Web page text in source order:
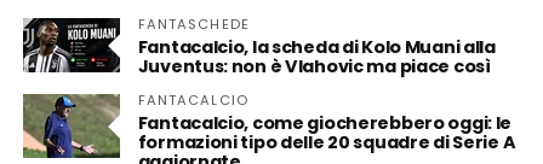
FANTASCHEDE
Fantacalcio, la scheda di Kolo Muani alla
Juventus: non è Vlahovic ma piace così
FANTACALCIO
Fantacalcio, come giocherebbero oggi: le
formazioni tipo delle 20 squadre di Serie A